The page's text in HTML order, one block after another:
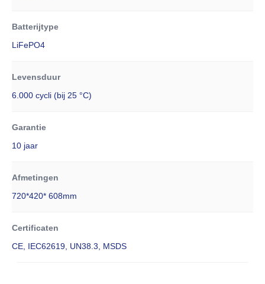
Batterijtype
LiFePO4
Levensduur
6.000 cycli (bij 25 °C)
Garantie
10 jaar
Afmetingen
720*420* 608mm
Certificaten
CE, IEC62619, UN38.3, MSDS